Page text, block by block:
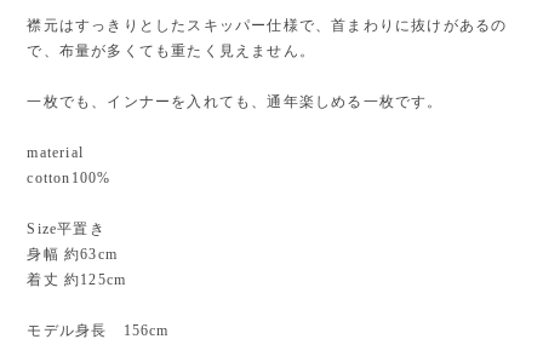
襟元はすっきりとしたスキッパー仕様で、首まわりに抜けがあるの
で、布量が多くても重たく見えません。
一枚でも、インナーを入れても、通年楽しめる一枚です。
material
cotton100%
Size平置き
身幅 約63cm
着丈 約125cm
モデル身長 156cm